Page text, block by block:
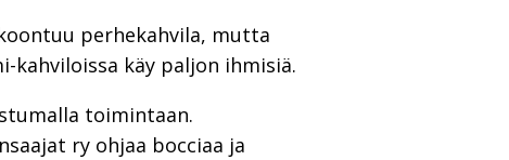
perhekahvila, mutta
kahviloissa käy paljon ihmisiä.
toimintaan.
ry ohjaa bocciaa ja